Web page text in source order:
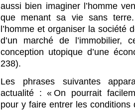
aussi bien imaginer l’homme
que menant sa vie sans
l’homme et organiser la société
d’un marché de
conception utopique d’une
238).
Les phrases suivantes
actualité : « On pourrait
pour y faire entrer les conditions